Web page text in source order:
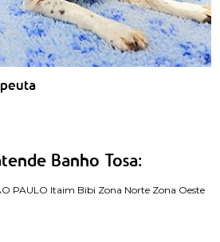
Banho Tosa:
PAULO Itaim Bibi Zona Norte Zona Oeste